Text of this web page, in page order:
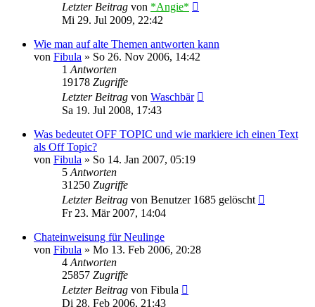
Letzter Beitrag von *Angie*
Mi 29. Jul 2009, 22:42
Wie man auf alte Themen antworten kann
von Fibula » So 26. Nov 2006, 14:42
1 Antworten
19178 Zugriffe
Letzter Beitrag von Waschbär
Sa 19. Jul 2008, 17:43
Was bedeutet OFF TOPIC und wie markiere ich einen Text
als Off Topic?
von Fibula » So 14. Jan 2007, 05:19
5 Antworten
31250 Zugriffe
Letzter Beitrag von Benutzer 1685 gelöscht
Fr 23. Mär 2007, 14:04
Chateinweisung für Neulinge
von Fibula » Mo 13. Feb 2006, 20:28
4 Antworten
25857 Zugriffe
Letzter Beitrag von Fibula
Di 28. Feb 2006, 21:43